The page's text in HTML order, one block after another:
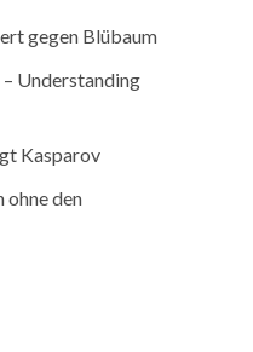
gegen Blübaum
Understanding
Kasparov
ohne den